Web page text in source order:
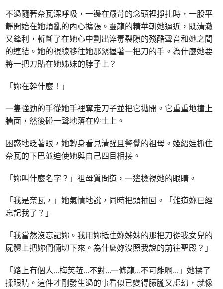
不過隨著奈瓦深呼吸，一邊在嚴苛的念頭裡掙扎時，一股平
靜開始在她煩亂的內心擴張。靈龍的精華朝她逼近，既清澈
又鋒利，斬斷了在她心中劃出淬毒裂隙的殘酷聲音和她之間
的連結。她的視線移往她那緊握著一把刀的手。為什麼她要
將一把刀貼在她姊妹的脖子上？
「妳在幹什麼！」
一隻強勁的手從她手裡奪走刀子並把它拋開。它重重地撞上
牆面，然後碰一聲地落在塵土上。
困惑地眨著眼，她轉身看見清醒且警覺的祖母。婭紹娃抓住
奈瓦的下巴並迫使她與自己四目相接。
「妳叫什麼名字？」祖母質問道，一邊檢視她的眼睛。
「我是奈瓦，」她氣憤地說，同時把頭抽回。「難道妳已經
忘記我了？」
「我當然沒忘記妳。我用妳抵住妳姊妹的那把刀從我女兒的
屍體上把妳們倆切下來。為什麼妳沒照我說的前往聖殿？」
「路上有個人...梅芙菈...不對...一條龍...不可能啊... 」她揉了
揉眼睛。這件才剛發生過的事看似已變得朦朧又虛幻，就像